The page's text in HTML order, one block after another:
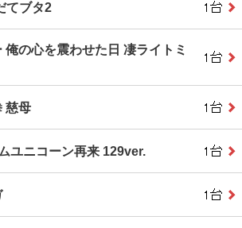
てブタ2
俺の心を震わせた日 凄ライトミ
慈母
ユニコーン再来 129ver.